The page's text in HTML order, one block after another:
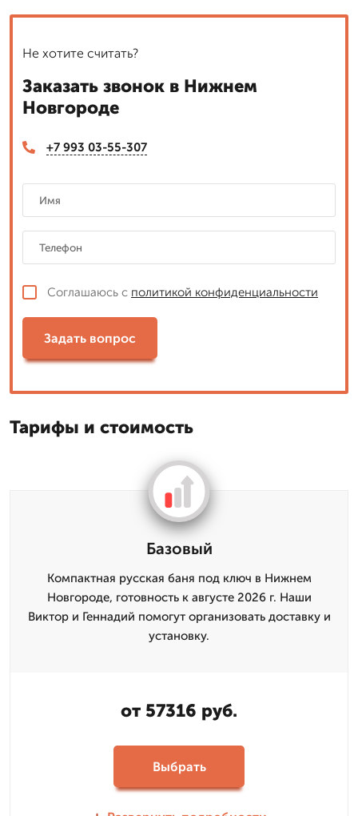
Не хотите считать?
Заказать звонок в Нижнем
Новгороде
+7 993 03-55-307
Соглашаюсь с политикой конфиденциальности
Задать вопрос
Тарифы и стоимость
Базовый
Компактная русская баня под ключ в Нижнем
Новгороде, готовность к августе 2026 г. Наши
Виктор и Геннадий помогут организовать доставку и
установку.
от 57316 руб.
Выбрать